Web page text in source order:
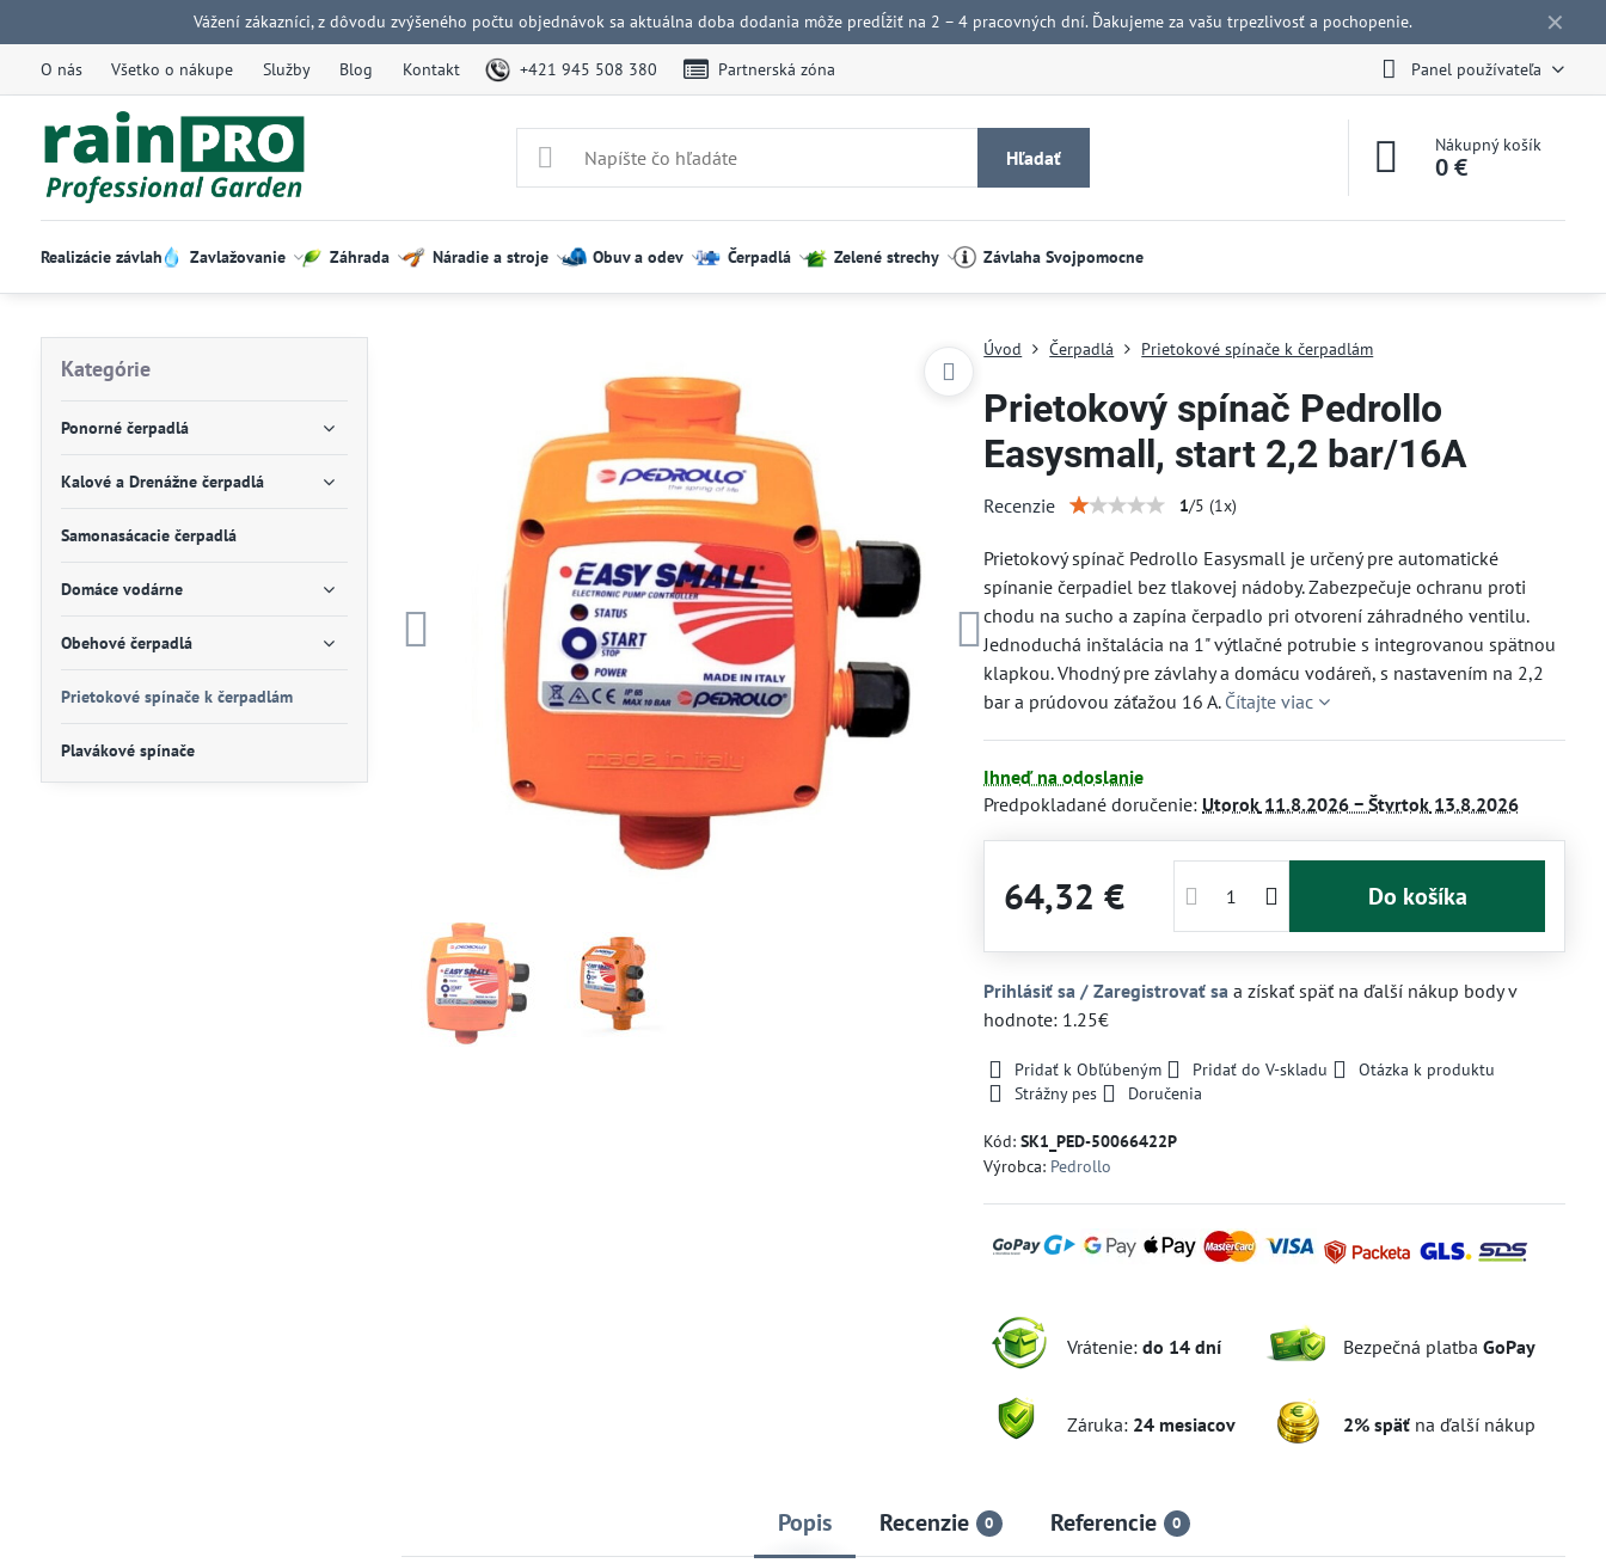
✕
Vážení zákazníci, z dôvodu zvýšeného počtu objednávok sa aktuálna doba dodania môže predĺžiť na 2 – 4 pracovných dní. Ďakujeme za vašu trpezlivosť a pochopenie.
O nás Všetko o nákupe Služby Blog Kontakt +421 945 508 380 Partnerská zóna Panel používateľa
Hľadať
Nákupný košík
0 €
Realizácie závlah Zavlažovanie Záhrada Náradie a stroje Obuv a odev Čerpadlá Zelené strechy Závlaha Svojpomocne
Úvod Čerpadlá Prietokové spínače k čerpadlám
Prietokový spínač Pedrollo
Easysmall, start 2,2 bar/16A
Recenzie 1/5 (1x)
Prietokový spínač Pedrollo Easysmall je určený pre automatické
spínanie čerpadiel bez tlakovej nádoby. Zabezpečuje ochranu proti
chodu na sucho a zapína čerpadlo pri otvorení záhradného ventilu.
Jednoduchá inštalácia na 1" výtlačné potrubie s integrovanou spätnou
klapkou. Vhodný pre závlahy a domácu vodáreň, s nastavením na 2,2
bar a prúdovou záťažou 16 A. Čítajte viac
Ihneď na odoslanie
Predpokladané doručenie: Utorok 11.8.2026 −Štvrtok 13.8.2026
64,32 € Do košíka
Prihlásiť sa / Zaregistrovať sa a získať späť na ďalší nákup body v
hodnote: 1.25€
Pridať k Obľúbeným Pridať do V-skladu
Otázka k produktu
Strážny pes
Doručenia
Kód:SK1_PED-50066422P
Výrobca: Pedrollo
Vrátenie:do 14 dní Bezpečná platbaGoPay
Záruka: 24 mesiacov 2% späť na ďalší nákup
Popis Recenzie 0 Referencie 0
Kategórie
Ponorné čerpadlá
Kalové a Drenážne čerpadlá
Samonasácacie čerpadlá
Domáce vodárne
Obehové čerpadlá
Prietokové spínače k čerpadlám
Plavákové spínače